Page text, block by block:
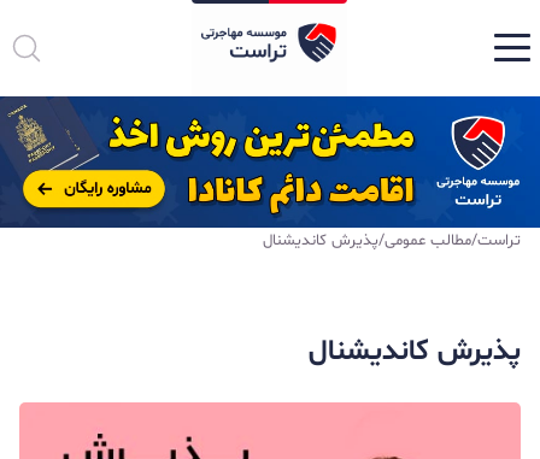
تراست/مطالب عمومی/پذیرش کاندیشنال
پذیرش کاندیشنال